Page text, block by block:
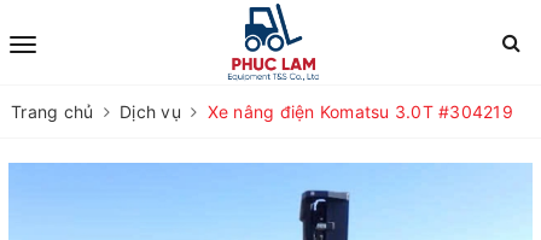
Trang chủ Dịch vụ Xe nâng điện Komatsu 3.0T #304219